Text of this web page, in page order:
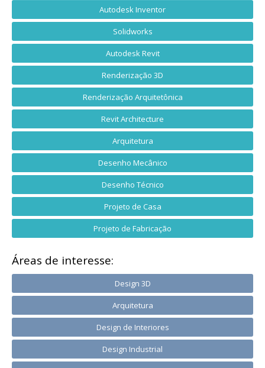
Autodesk Inventor
Solidworks
Autodesk Revit
Renderização 3D
Renderização Arquitetônica
Revit Architecture
Arquitetura
Desenho Mecânico
Desenho Técnico
Projeto de Casa
Projeto de Fabricação
Áreas de interesse:
Design 3D
Arquitetura
Design de Interiores
Design Industrial